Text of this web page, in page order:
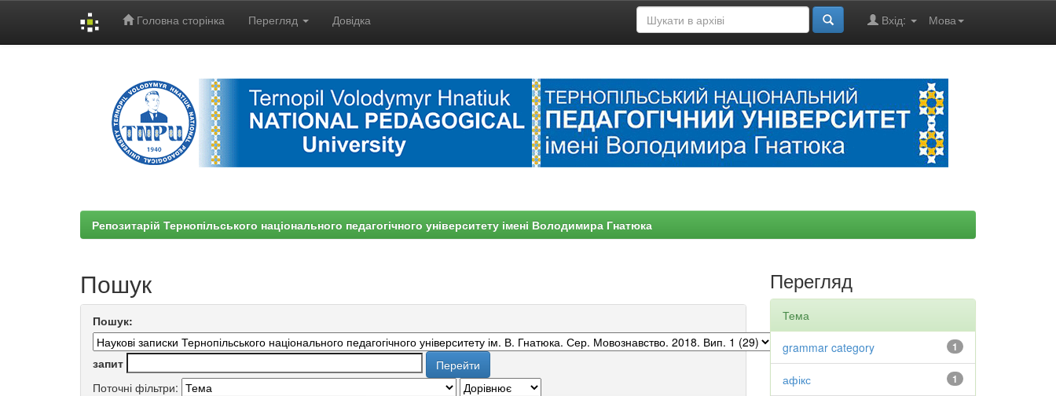
Головна сторінка Перегляд Довідка Мова
Вхід:
Репозитарій Тернопільського національного педагогічного університету імені Володимира Гнатюка
Пошук
Пошук:
запит
Поточні фільтри:
Перегляд
Тема
1
grammar category
1
афікс